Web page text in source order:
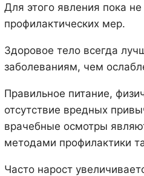
Для этого явления пока
профилактических мер.
Здоровое тело всегда
заболеваниям, чем
Правильное питание,
отсутствие вредных
врачебные осмотры
методами профилактики
Часто нарост